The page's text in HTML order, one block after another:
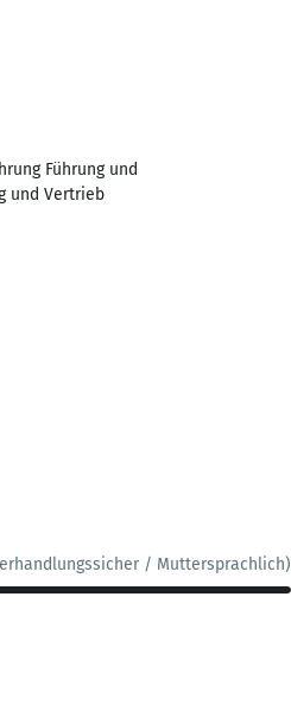
Führung und
und Vertrieb
/ Muttersprachlich)